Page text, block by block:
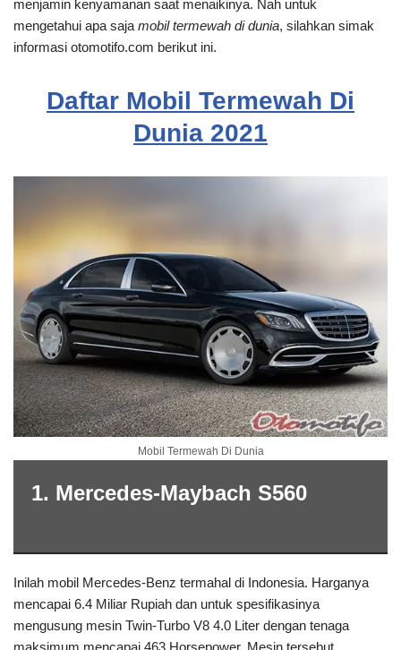
menjamin kenyamanan saat menaikinya. Nah untuk
mengetahui apa saja mobil termewah di dunia, silahkan simak
informasi otomotifo.com berikut ini.
Daftar Mobil Termewah Di
Dunia 2021
Mobil Termewah Di Dunia
1. Mercedes-Maybach S560
Inilah mobil Mercedes-Benz termahal di Indonesia. Harganya
mencapai 6.4 Miliar Rupiah dan untuk spesifikasinya
mengusung mesin Twin-Turbo V8 4.0 Liter dengan tenaga
maksimum mencapai 463 Horsepower. Mesin tersebut